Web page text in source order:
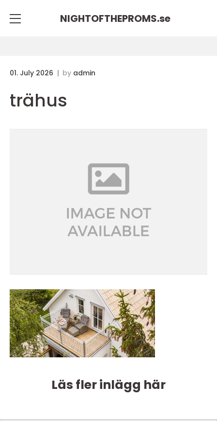
NIGHTOFTHEPROMS.se
01. July 2026 by admin
trähus
Läs fler inlägg här